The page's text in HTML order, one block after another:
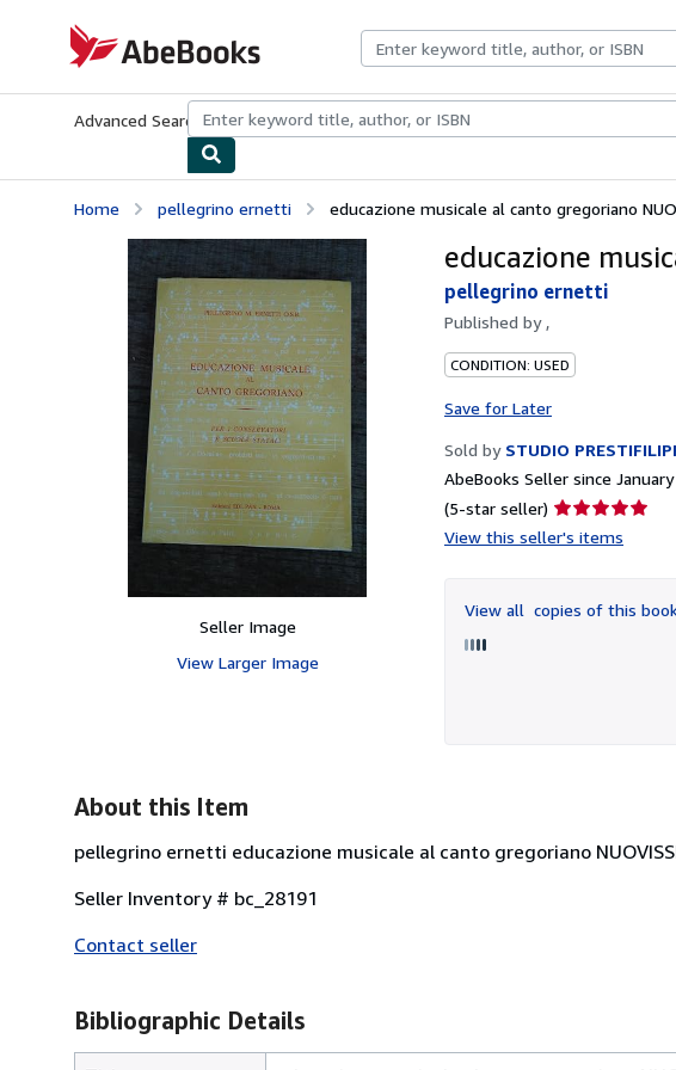
AbeBooks.com
Advanced Search Browse CollectionsRare BooksArt & Collectibles
Home pellegrino ernetti educazione musicale al canto gregoriano
Seller Image
View Larger Image
educazione
pellegrino ernetti
Published by ,
CONDITION: USED
Save for Later
Sold by STUDIO
AbeBooks Seller since
(5-star seller) Seller
rating
of
5
View this seller's items
View all copies of this
About this Item
pellegrino ernetti educazione musicale al canto gregoriano
Seller Inventory # bc_28191
Contact seller
Bibliographic Details